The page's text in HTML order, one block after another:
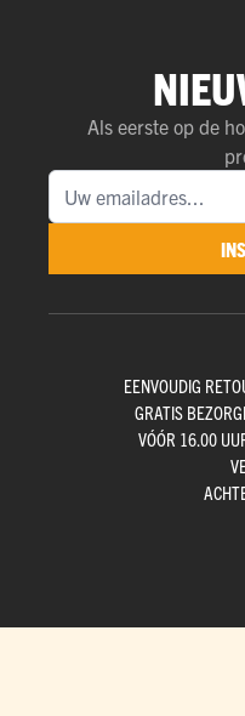
Als eerste op de
EENVOUDIG
GRATIS
VÓÓR 16.00